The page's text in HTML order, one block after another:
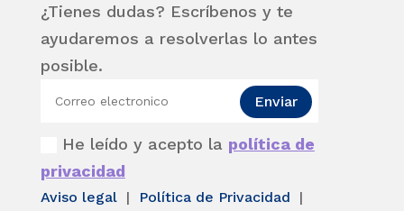
¿Tienes dudas? Escríbenos y te
ayudaremos a resolverlas lo antes
posible.
He leído y acepto la política de
privacidad
Enviar
Aviso legal | Política de Privacidad
|